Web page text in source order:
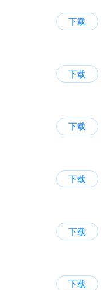
下载
下载
下载
下载
下载
下载